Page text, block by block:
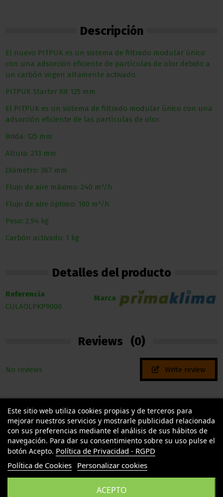
Descripción
El nuevo PITPUK es un sistema de filtrado modular único
con una adsorción eficiente de partículas de olor debido a
un carbón virgen altamente activado.
PITPUK Starter Kit 125 mm
El PITPUK es un sistema de filtrado modular único con una
adsorción eficiente de las partículas de olor.
Brida: 125 mm
Altura: 213 mm
Diámetro: 367 mm
Flujo de aire máximo: 240 m³/h
Flujo de aire óptimo: 160 m³/h
Peso: 2,94 kg
Carbón activado: 1 kg
Detalles del producto
Marca
Referencia
CULAOLPKP9000
Reviews (0)
No reviews Write review
TU LLAMAS GROW
Este sitio web utiliza cookies propias y de terceros para
mejorar nuestros servicios y mostrarle publicidad relacionada
con sus preferencias mediante el análisis de sus hábitos de
navegación. Para dar su consentimiento sobre su uso pulse el
botón Acepto. Política de Privacidad - RGPD
Política de Cookies Personalizar cookies
ACEPTO